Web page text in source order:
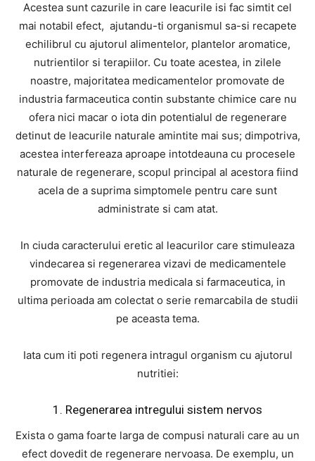
Acestea sunt cazurile in care leacurile isi fac simtit cel
mai notabil efect, ajutandu-ti organismul sa-si recapete
echilibrul cu ajutorul alimentelor, plantelor aromatice,
nutrientilor si terapiilor. Cu toate acestea, in zilele
noastre, majoritatea medicamentelor promovate de
industria farmaceutica contin substante chimice care nu
ofera nici macar o iota din potentialul de regenerare
detinut de leacurile naturale amintite mai sus; dimpotriva,
acestea interfereaza aproape intotdeauna cu procesele
naturale de regenerare, scopul principal al acestora fiind
acela de a suprima simptomele pentru care sunt
administrate si cam atat.
In ciuda caracterului eretic al leacurilor care stimuleaza
vindecarea si regenerarea vizavi de medicamentele
promovate de industria medicala si farmaceutica, in
ultima perioada am colectat o serie remarcabila de studii
pe aceasta tema.
Iata cum iti poti regenera intragul organism cu ajutorul
nutritiei:
1. Regenerarea intregului sistem nervos
Exista o gama foarte larga de compusi naturali care au un
efect dovedit de regenerare nervoasa. De exemplu, un